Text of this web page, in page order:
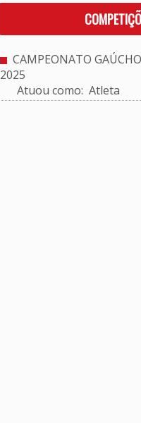
CAMPEONATO
2025
Atuou como: Atleta